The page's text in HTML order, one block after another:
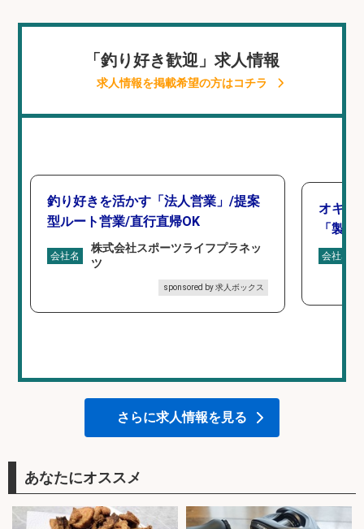
「釣り好き歓迎」求人情報
求人情報を掲載希望の方はコチラ
釣り好きを活かす「法人営業」/提案
型ルート営業/直行直帰OK
会社名
株式会社スポーツライフプラネッ
ツ
sponsored by 求人ボックス
オキア
「製
会社名
さらに求人情報を見る
あなたにオススメ